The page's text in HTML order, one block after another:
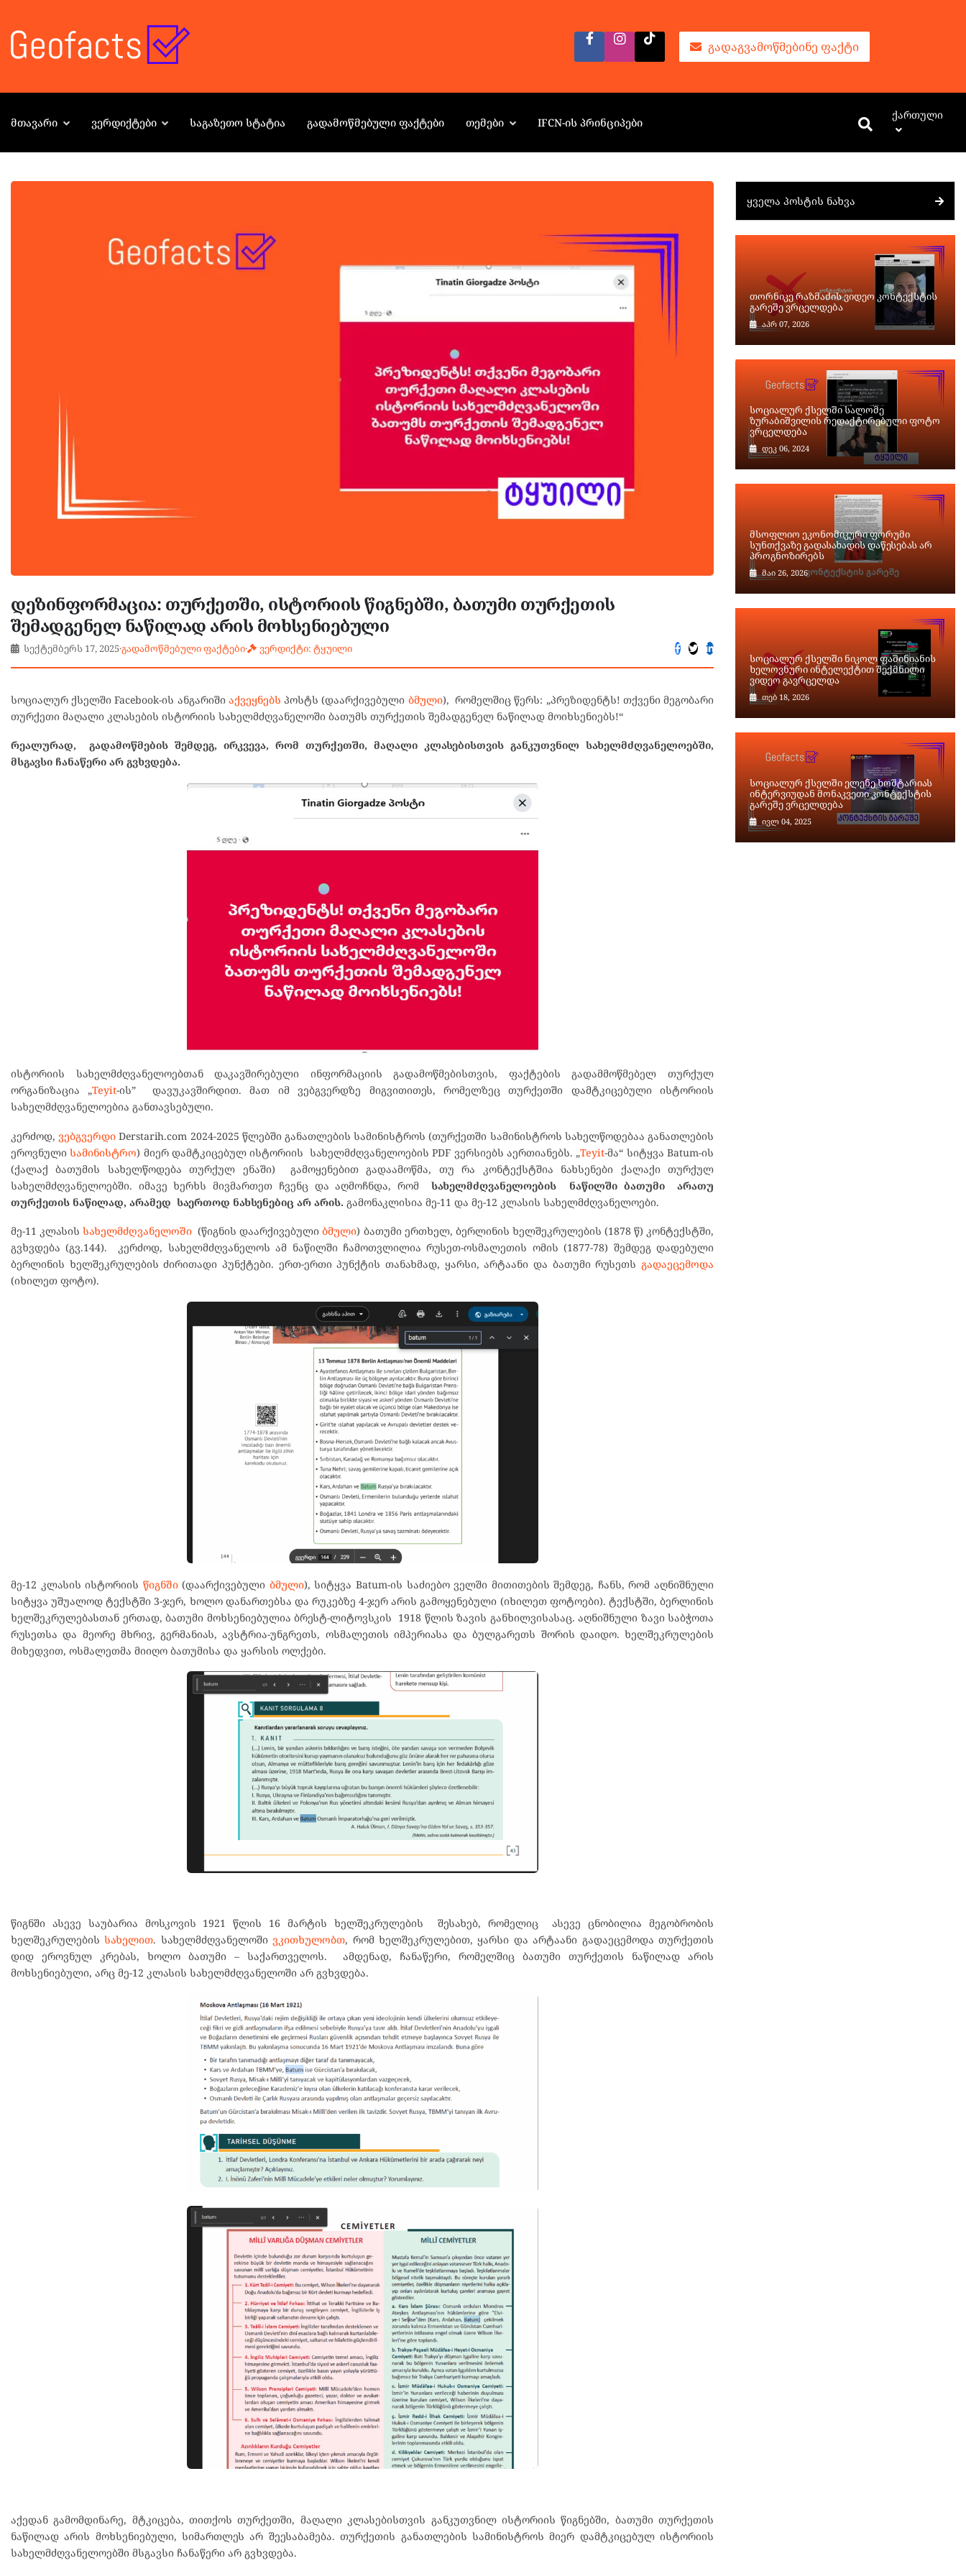
ᲒᲐᲓᲐᲒᲕᲐᲛᲝᲬᲛᲔᲑᲘᲜᲔ ᲤᲐᲥᲢᲘ
ᲛᲗᲐᲕᲐᲠᲘ ᲕᲔᲠᲓᲘᲥᲢᲔᲑᲘ ᲡᲐᲒᲐᲖᲔᲗᲝ ᲡᲢᲐᲢᲘᲐ ᲒᲐᲓᲐᲛᲝᲬᲛᲔᲑᲣᲚᲘ ᲤᲐᲥᲢᲔᲑᲘ ᲗᲔᲛᲔᲑᲘ IFCN-ᲘᲡ ᲞᲠᲘᲜᲪᲘᲞᲔᲑᲘ
Ქართული
დეზინფორმაცია: თურქეთში, ისტორიის წიგნებში, ბათუმი თურქეთის
შემადგენელ ნაწილად არის მოხსენიებული
სექტემბერს 17, 2025·გადამოწმებული ფაქტები· ვერდიქტი: ტყუილი
სოციალურ ქსელში Facebook-ის ანგარიში აქვეყნებს პოსტს (დაარქივებული ბმული), რომელშიც წერს: „პრეზიდენტს! თქვენი მეგობარი
თურქეთი მაღალი კლასების ისტორიის სახელმძღვანელოში ბათუმს თურქეთის შემადგენელ ნაწილად მოიხსენიებს!“
რეალურად, გადამოწმების შემდეგ, ირკვევა, რომ თურქეთში, მაღალი კლასებისთვის განკუთვნილ სახელმძღვანელოებში,
მსგავსი ჩანაწერი არ გვხვდება.
ისტორიის სახელმძღვანელოებთან დაკავშირებული ინფორმაციის გადამოწმებისთვის, ფაქტების გადამმოწმებელ თურქულ
ორგანიზაცია „Teyit-ის” დავუკავშირდით. მათ იმ ვებგვერდზე მიგვითითეს, რომელზეც თურქეთში დამტკიცებული ისტორიის
სახელმძღვანელოებია განთავსებული.
კერძოდ, ვებგვერდი Derstarih.com 2024-2025 წლებში განათლების სამინისტროს (თურქეთში სამინისტროს სახელწოდებააგანათლების
ეროვნულისამინისტრო) მიერ დამტკიცებულ ისტორიის სახელმძღვანელოების PDF ვერსიებს აერთიანებს. „Teyit-მა“ სიტყვა Batum-ის
(ქალაქ ბათუმის სახელწოდება თურქულ ენაში) გამოყენებით გადაამოწმა, თუ რა კონტექსტშია ნახსენები ქალაქი თურქულ
სახელმძღვანელოებში. იმავე ხერხს მივმართეთ ჩვენც და აღმოჩნდა, რომსახელმძღვანელოების ნაწილში ბათუმი არათუ
თურქეთის ნაწილად, არამედ საერთოდ ნახსენებიც არ არის. გამონაკლისია მე-11 და მე-12 კლასის სახელმძღვანელოები.
მე-11 კლასისსახელმძღვანელოში (წიგნის დაარქივებულიბმული) ბათუმი ერთხელ, ბერლინის ხელშეკრულების (1878 წ) კონტექსტში,
გვხვდება (გვ.144). კერძოდ, სახელმძღვანელოს ამ ნაწილში ჩამოთვლილია რუსეთ-ოსმალეთის ომის (1877-78) შემდეგ დადებული
ბერლინის ხელშეკრულების ძირითადი პუნქტები. ერთ-ერთი პუნქტის თანახმად, ყარსი, არტაანი და ბათუმი რუსეთს გადაეცემოდა
(იხილეთ ფოტო).
მე-12 კლასის ისტორიის წიგნში(დაარქივებული ბმული), სიტყვა Batum-ის საძიებო ველში მითითების შემდეგ, ჩანს, რომ აღნიშნული
სიტყვა უშუალოდ ტექსტში 3-ჯერ, ხოლო დანართებსა და რუკებზე 4-ჯერ არის გამოყენებული (იხილეთ ფოტოები). ტექსტში, ბერლინის
ხელშეკრულებასთან ერთად, ბათუმი მოხსენიებულია ბრესტ-ლიტოვსკის 1918 წლის ზავის განხილვისასაც. აღნიშნული ზავი საბჭოთა
რუსეთსა და მეორე მხრივ, გერმანიას, ავსტრია-უნგრეთს, ოსმალეთის იმპერიასა და ბულგარეთს შორის დაიდო. ხელშეკრულების
მიხედვით, ოსმალეთმა მიიღო ბათუმისა და ყარსის ოლქები.
წიგნში ასევე საუბარია მოსკოვის 1921 წლის 16 მარტის ხელშეკრულების შესახებ, რომელიც ასევე ცნობილია მეგობრობის
ხელშეკრულებისსახელით. სახელმძღვანელოში ვკითხულობთ, რომ ხელშეკრულებით, ყარსი და არტაანი გადაეცემოდა თურქეთის
დიდ ეროვნულ კრებას, ხოლო ბათუმი – საქართველოს. ამდენად, ჩანაწერი, რომელშიც ბათუმი თურქეთის ნაწილად არის
მოხსენიებული, არც მე-12 კლასის სახელმძღვანელოში არ გვხვდება.
აქედან გამომდინარე, მტკიცება, თითქოს თურქეთში, მაღალი კლასებისთვის განკუთვნილ ისტორიის წიგნებში, ბათუმი თურქეთის
ნაწილად არის მოხსენიებული, სიმართლეს არ შეესაბამება. თურქეთის განათლების სამინისტროს მიერ დამტკიცებულ ისტორიის
სახელმძღვანელოებში მსგავსი ჩანაწერი არ გვხვდება.
ᲧᲕᲔᲚᲐ ᲞᲝᲡᲢᲘᲡ ᲜᲐᲮᲕᲐ
თორნიკე რაზმაძის ვიდეო კონტექსტის
გარეშე ვრცელდება
აპრ 07, 2026
სოციალურ ქსელში სალომე
ზურაბიშვილის რედაქტირებული ფოტო
ვრცელდება
დეკ 06, 2024
მსოფლიო ეკონომიკური ფორუმი
სუნთქვაზე გადასახადის დაწესებას არ
პროგნოზირებს
მაი 26, 2026
სოციალურ ქსელში ნიკოლ ფაშინიანის
ხელოვნური ინტელექტით შექმნილი
ვიდეო გავრცელდა
თებ 18, 2026
სოციალურ ქსელში ელენე ხოშტარიას
ინტერვიუდან მონაკვეთი კონტექსტის
გარეშე ვრცელდება
ივლ 04, 2025